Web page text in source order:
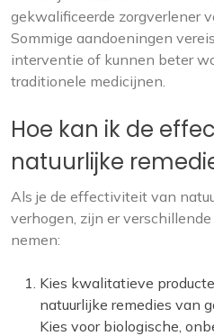
gekwalificeerde zorgverlener
Sommige aandoeningen
interventie of kunnen beter
traditionele medicijnen.
Hoe kan ik de
natuurlijke
Als je de effectiviteit van
verhogen, zijn er
nemen:
Kies kwalitatieve
natuurlijke remedies van
Kies voor biologische,